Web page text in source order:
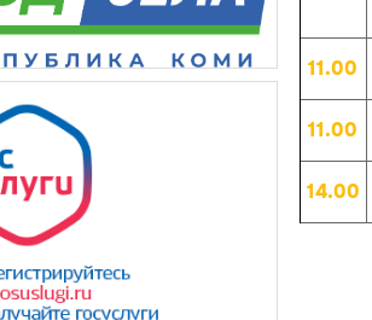
11.00
11.00
14.00